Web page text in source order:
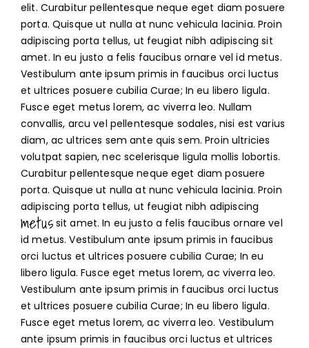
elit. Curabitur pellentesque neque eget diam posuere
porta. Quisque ut nulla at nuncvehicula lacinia. Proin
adipiscing porta tellus, ut feugiat nibh adipiscing sit
amet. In eu justo a felis faucibus ornare vel id metus.
Vestibulum ante ipsum primis in faucibus orci luctus
et ultrices posuere cubilia Curae; In eu libero ligula.
Fusce eget metus lorem, ac viverra leo. Nullam
convallis, arcu vel pellentesque sodales, nisi est varius
diam, ac ultrices sem ante quis sem. Proin ultricies
volutpat sapien, nec scelerisque ligula mollis lobortis.
Curabitur pellentesque neque eget diam posuere
porta. Quisque ut nulla at nunc vehicula lacinia. Proin
adipiscing porta tellus, ut feugiat nibh adipiscing
metussit amet. In eu justo a felis faucibus ornare vel
id metus. Vestibulum ante ipsum primis in faucibus
orci luctus et ultrices posuere cubilia Curae; In eu
libero ligula. Fusce eget metus lorem, ac viverra leo.
Vestibulum ante ipsum primis in faucibus orci luctus
et ultrices posuere cubilia Curae; In eu libero ligula.
Fusce eget metus lorem, ac viverra leo. Vestibulum
ante ipsum primis in faucibus orci luctus et ultrices